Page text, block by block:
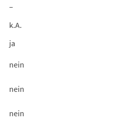
–
k.A.
ja
nein
nein
nein